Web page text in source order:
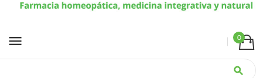
menu 0
search